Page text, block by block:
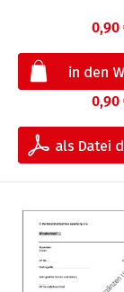
0,90
0,90